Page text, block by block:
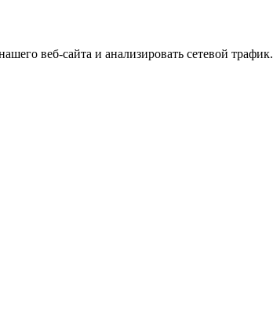
веб-сайта и анализировать сетевой трафик.